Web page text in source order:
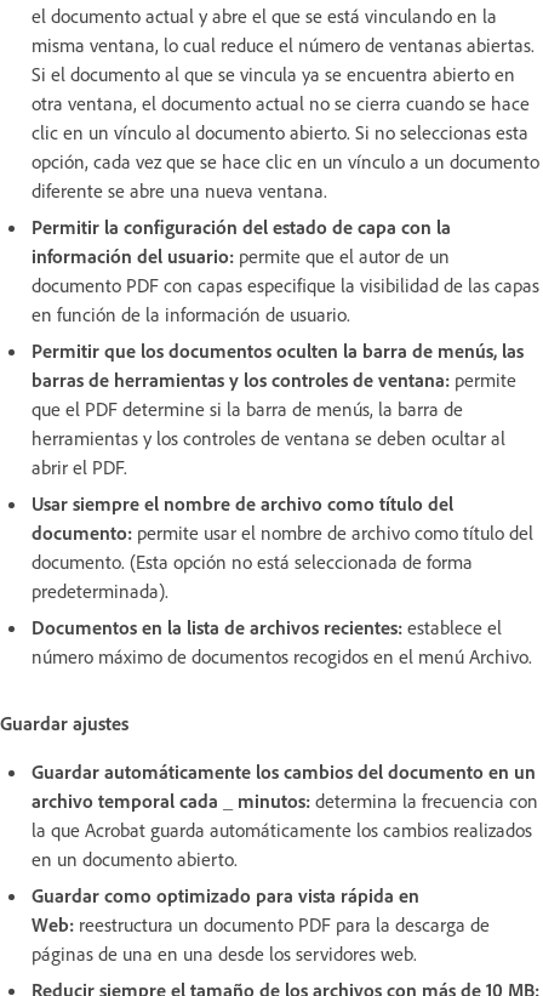
el documento actual y abre el que se está vinculando en la
misma ventana, lo cual reduce el número de ventanas abiertas.
Si el documento al que se vincula ya se encuentra abierto en
otra ventana, el documento actual no se cierra cuando se hace
clic en un vínculo al documento abierto. Si no seleccionas esta
opción, cada vez que se hace clic en un vínculo a un documento
diferente se abre una nueva ventana.
Permitir la configuración del estado de capa con la
información del usuario: permite que el autor de un
documento PDF con capas especifique la visibilidad de las capas
en función de la información de usuario.
Permitir que los documentos oculten la barra de menús, las
barras de herramientas y los controles de ventana: permite
que el PDF determine si la barra de menús, la barra de
herramientas y los controles de ventana se deben ocultar al
abrir el PDF.
Usar siempre el nombre de archivo como título del
documento: permite usar el nombre de archivo como título del
documento. (Esta opción no está seleccionada de forma
predeterminada).
Documentos en la lista de archivos recientes: establece el
número máximo de documentos recogidos en el menú Archivo.
Guardar ajustes
Guardar automáticamente los cambios del documento en un
archivo temporal cada _ minutos: determina la frecuencia con
la que Acrobat guarda automáticamente los cambios realizados
en un documento abierto.
Guardar como optimizado para vista rápida en
Web: reestructura un documento PDF para la descarga de
páginas de una en una desde los servidores web.
Reducir siempre el tamaño de los archivos con más de 10 MB: